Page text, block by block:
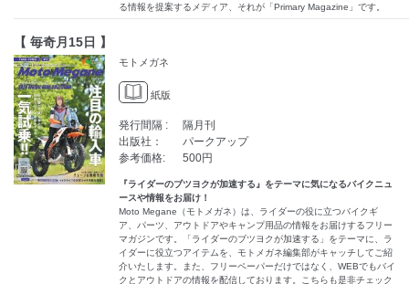
る情報を提案するメディア、それが「Primary Magazine」です。
【 毎奇月15日 】
モトメガネ
紙版
発行間隔 :
隔月刊
出版社：
パークアップ
参考価格:
500円
『ライダーのブツヨクが加速する』をテーマに気になるバイクニュ
ースや情報をお届け！
Moto Megane（モトメガネ）は、ライダーの役に立つバイクギ
ア、パーツ、アウトドアやキャンプ用品の情報をお届けするフリー
マガジンです。「ライダーのブツヨクが加速する」をテーマに、ラ
イダーに役立つアイテムを、モトメガネ編集部がキャッチしてご紹
介いたします。また、フリーペーパーだけではなく、WEBでもバイ
クとアウトドアの情報を配信しております。こちらも是非チェック